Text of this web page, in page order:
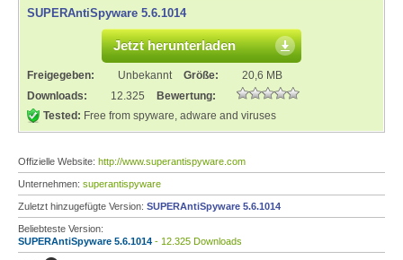
SUPERAntiSpyware 5.6.1014
Jetzt herunterladen
Freigegeben: Unbekannt Größe:
20,6 MB
Downloads:
12.325
Bewertung:
Tested: Free from spyware, adware and viruses
Offizielle Website: http://www.superantispyware.com
Unternehmen: superantispyware
Zuletzt hinzugefügte Version: SUPERAntiSpyware 5.6.1014
Beliebteste Version:
SUPERAntiSpyware 5.6.1014 - 12.325 Downloads